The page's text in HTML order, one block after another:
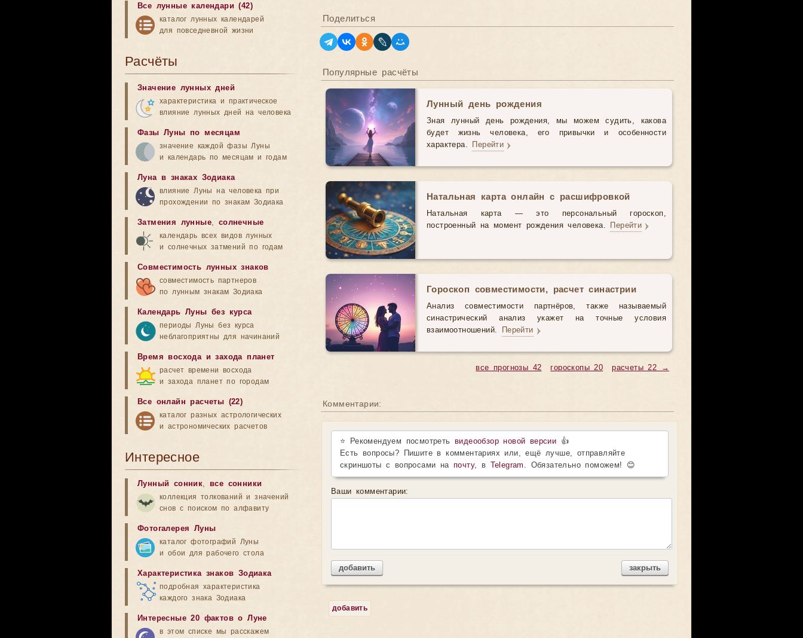
Поделиться
Популярные расчёты
Лунный день рождения
Зная лунный день рождения, мы можем судить, какова
будет жизнь человека, его привычки и особенности
характера.
Перейти
Натальная карта онлайн с расшифровкой
Натальная карта — это персональный гороскоп,
построенный на момент рождения человека.
Перейти
Гороскоп совместимости, расчет синастрии
Анализ совместимости партнёров, также называемый
синастрический анализ укажет на точные условия
взаимоотношений.
Перейти
расчеты 22 →
гороскопы 20
все прогнозы 42
Комментарии:
⭐ Рекомендуем посмотретьвидеообзор новой версии 👍
Есть вопросы? Пишите в комментариях или, ещё лучше, отправляйте
скриншоты с вопросами напочту, в Telegram . Обязательно поможем! 😊
Ваши комментарии:
добавить закрыть
добавить
Все лунные календари (42)
каталог лунных календарей
для повседневной жизни
Расчёты
Значение лунных дней
характеристика и практическое
влияние лунных дней на человека
Фазы Луны по месяцам
значение каждой фазы Луны
и календарь по месяцам и годам
Луна в знаках Зодиака
влияние Луны на человека при
прохождении по знакам Зодиака
Затмения лунные, солнечные
календарь всех видов лунных
и солнечных затмений по годам
Совместимость лунных знаков
совместимость партнеров
по лунным знакам Зодиака
Календарь Луны без курса
периоды Луны без курса
неблагоприятны для начинаний
Время восхода и захода планет
расчет времени восхода
и захода планет по городам
Все онлайн расчеты (22)
каталог разных астрологических
и астрономических расчетов
Интересное
Лунный сонник, все сонники
коллекция толкований и значений
снов с поиском по алфавиту
Фотогалерея Луны
каталог фотографий Луны
и обои для рабочего стола
Характеристика знаков Зодиака
подробная характеристика
каждого знака Зодиака
Интересные 20 фактов о Луне
в этом списке мы расскажем